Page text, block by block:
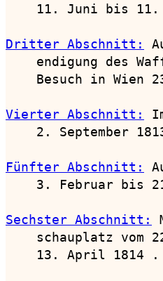
11. Juni bis
Dritter Abschnitt:
endigung des
Besuch in Wien
Vierter Abschnitt:
2. September
Fünfter Abschnitt:
3. Februar bis
Sechster Abschnitt:
schauplatz vom
13. April 1814